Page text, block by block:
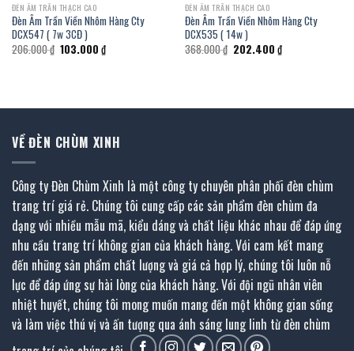
ĐÈN ÂM TRẦN THẠCH CAO
Đèn Âm Trần Viền Nhôm Hàng Cty
DCX547 ( 7w 3CĐ )
206.000₫ Giá
gốc
103.000 ₫Giá
hiện
ĐÈN ÂM TRẦN THẠCH CAO
Đèn Âm Trần Viền Nhôm Hàng Cty
DCX535 ( 14w )
368.000₫ Giá
gốc
202.400 ₫Giá
hiện
VỀ ĐÈN CHÙM XINH
Công ty Đèn Chùm Xinh là một công ty chuyên phân phối đèn chùm
trang trí giá rẻ. Chúng tôi cung cấp các sản phẩm đèn chùm đa
dạng với nhiều mẫu mã, kiểu dáng và chất liệu khác nhau để đáp ứng
nhu cầu trang trí không gian của khách hàng. Với cam kết mang
đến những sản phẩm chất lượng và giá cả hợp lý, chúng tôi luôn nỗ
lực để đáp ứng sự hài lòng của khách hàng. Với đội ngũ nhân viên
nhiệt huyết, chúng tôi mong muốn mang đến một không gian sống
và làm việc thú vị và ấn tượng qua ánh sáng lung linh từ đèn chùm